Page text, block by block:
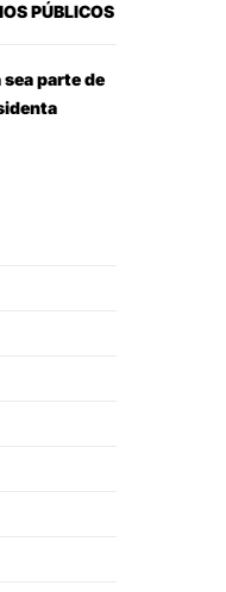
PÚBLICOS
parte de